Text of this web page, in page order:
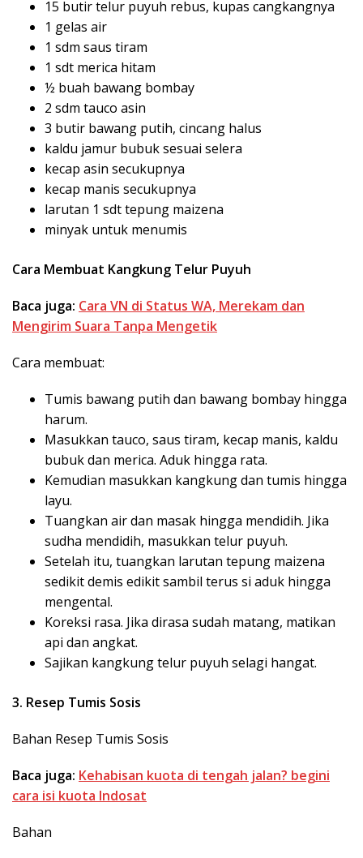
15 butir telur puyuh rebus, kupas cangkangnya
1 gelas air
1 sdm saus tiram
1 sdt merica hitam
½ buah bawang bombay
2 sdm tauco asin
3 butir bawang putih, cincang halus
kaldu jamur bubuk sesuai selera
kecap asin secukupnya
kecap manis secukupnya
larutan 1 sdt tepung maizena
minyak untuk menumis
Cara Membuat Kangkung Telur Puyuh
Baca juga: Cara VN di Status WA, Merekam dan
Mengirim Suara Tanpa Mengetik
Cara membuat:
Tumis bawang putih dan bawang bombay hingga
harum.
Masukkan tauco, saus tiram, kecap manis, kaldu
bubuk dan merica. Aduk hingga rata.
Kemudian masukkan kangkung dan tumis hingga
layu.
Tuangkan air dan masak hingga mendidih. Jika
sudha mendidih, masukkan telur puyuh.
Setelah itu, tuangkan larutan tepung maizena
sedikit demis edikit sambil terus si aduk hingga
mengental.
Koreksi rasa. Jika dirasa sudah matang, matikan
api dan angkat.
Sajikan kangkung telur puyuh selagi hangat.
3. Resep Tumis Sosis
Bahan Resep Tumis Sosis
Baca juga: Kehabisan kuota di tengah jalan? begini
cara isi kuota Indosat
Bahan